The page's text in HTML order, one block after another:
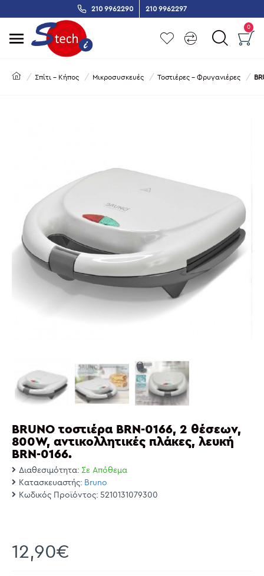
210 9962290 210 9962297
0
Σπίτι - Κήπος Μικροσυσκευές Τοστιέρες - Φρυγανιέρες
BRUNO τοστιέρα BRN-0166, 2 θέσεων,
800W, αντικολλητικές πλάκες, λευκή
BRN-0166.
Διαθεσιμότητα: Σε Απόθεμα
Κατασκευαστής: Bruno
Κωδικός Προϊόντος: 5210131079300
12,90€